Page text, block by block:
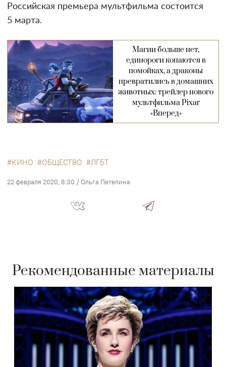
Российская премьера мультфильма состоится
5 марта.
Магии больше нет,
единороги копаются в
помойках, а драконы
превратились в домашних
животных: трейлер нового
мультфильма Pixar
«Вперед»
КИНО ОБЩЕСТВО ЛГБТ
22 февраля 2020, 8:30 / Ольга Петелина
Рекомендованные материалы